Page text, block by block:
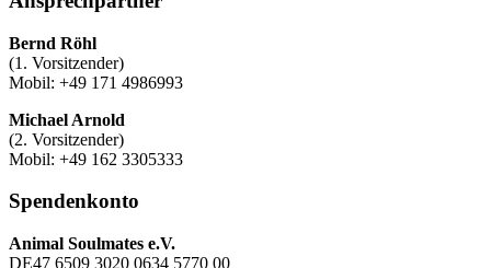
Bernd Röhl
(1. Vorsitzender)
Mobil: +49 171 4986993
Michael Arnold
(2. Vorsitzender)
Mobil: +49 162 3305333
Spendenkonto
Animal Soulmates e.V.
DE47 6509 3020 0634 5770 00